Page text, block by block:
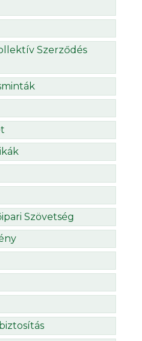
Szerződés
Szövetség